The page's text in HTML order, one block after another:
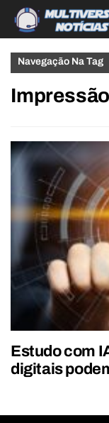
Navegação Na Tag
Impressão
Estudo com
digitais